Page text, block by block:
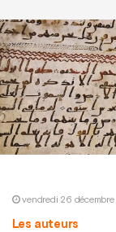
vendredi 26
Les auteurs